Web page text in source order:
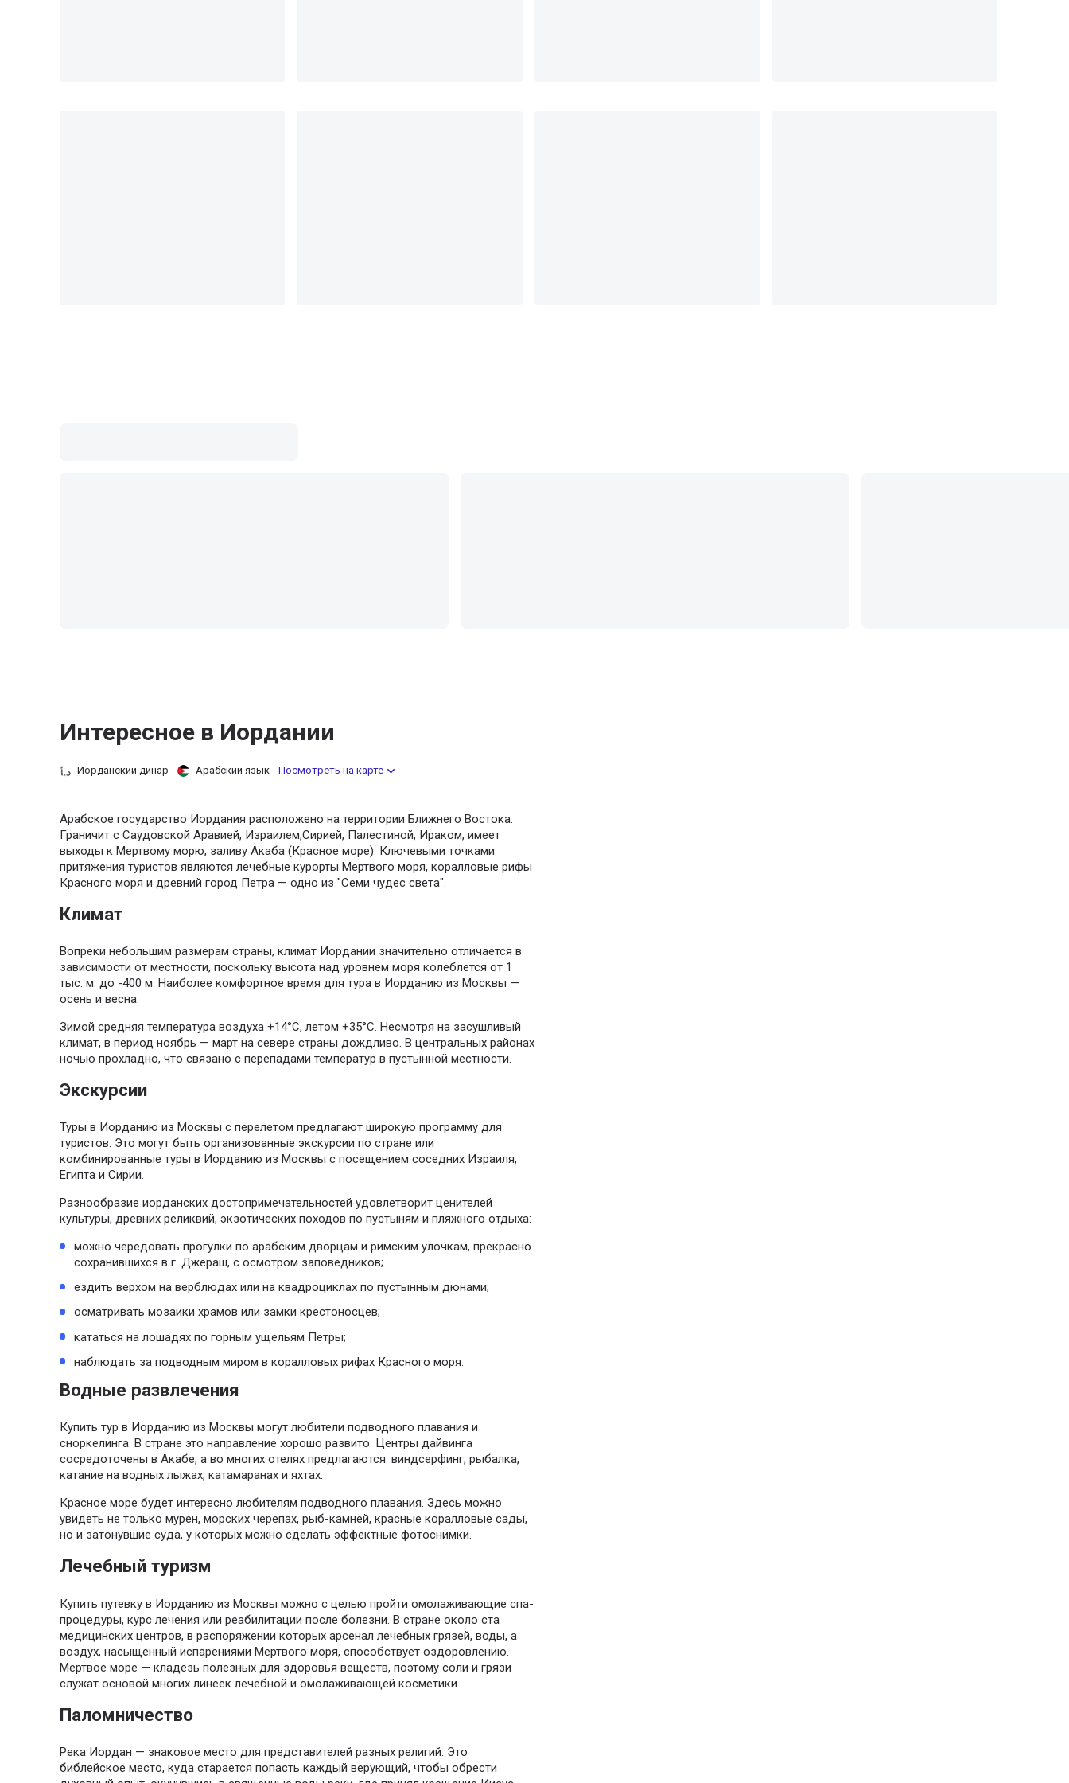
Интересное в Иордании
Иорданский динар Арабский язык Посмотреть на карте
Арабское государство Иордания расположено на территории Ближнего Востока.
Граничит с Саудовской Аравией, Израилем,Сирией, Палестиной, Ираком, имеет
выходы к Мертвому морю, заливу Акаба (Красное море). Ключевыми точками
притяжения туристов являются лечебные курорты Мертвого моря, коралловые рифы
Красного моря и древний город Петра — одно из "Семи чудес света".
Климат
Вопреки небольшим размерам страны, климат Иордании значительно отличается в
зависимости от местности, поскольку высота над уровнем моря колеблется от 1
тыс. м. до -400 м. Наиболее комфортное время для тура в Иорданию из Москвы —
осень и весна.
Зимой средняя температура воздуха +14°C, летом +35°C. Несмотря на засушливый
климат, в период ноябрь — март на севере страны дождливо. В центральных районах
ночью прохладно, что связано с перепадами температур в пустынной местности.
Экскурсии
Туры в Иорданию из Москвы с перелетом предлагают широкую программу для
туристов. Это могут быть организованные экскурсии по стране или
комбинированные туры в Иорданию из Москвы с посещением соседних Израиля,
Египта и Сирии.
Разнообразие иорданских достопримечательностей удовлетворит ценителей
культуры, древних реликвий, экзотических походов по пустыням и пляжного отдыха:
можно чередовать прогулки по арабским дворцам и римским улочкам, прекрасно
сохранившихся в г. Джераш, с осмотром заповедников;
ездить верхом на верблюдах или на квадроциклах по пустынным дюнами;
осматривать мозаики храмов или замки крестоносцев;
кататься на лошадях по горным ущельям Петры;
наблюдать за подводным миром в коралловых рифах Красного моря.
Водные развлечения
Купить тур в Иорданию из Москвы могут любители подводного плавания и
сноркелинга. В стране это направление хорошо развито. Центры дайвинга
сосредоточены в Акабе, а во многих отелях предлагаются: виндсерфинг, рыбалка,
катание на водных лыжах, катамаранах и яхтах.
Красное море будет интересно любителям подводного плавания. Здесь можно
увидеть не только мурен, морских черепах, рыб-камней, красные коралловые сады,
но и затонувшие суда, у которых можно сделать эффектные фотоснимки.
Лечебный туризм
Купить путевку в Иорданию из Москвы можно с целью пройти омолаживающие спа-
процедуры, курс лечения или реабилитации после болезни. В стране около ста
медицинских центров, в распоряжении которых арсенал лечебных грязей, воды, а
воздух, насыщенный испарениями Мертвого моря, способствует оздоровлению.
Мертвое море — кладезь полезных для здоровья веществ, поэтому соли и грязи
служат основой многих линеек лечебной и омолаживающей косметики.
Паломничество
Река Иордан — знаковое место для представителей разных религий. Это
библейское место, куда старается попасть каждый верующий, чтобы обрести